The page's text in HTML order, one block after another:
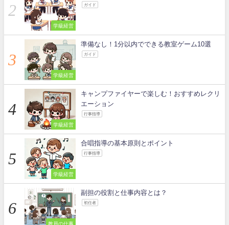
学級経営
ガイド
学級経営
準備なし！1分以内でできる教室ゲーム10選
ガイド
学級経営
キャンプファイヤーで楽しむ！おすすめレクリ
エーション
行事指導
学級経営
合唱指導の基本原則とポイント
行事指導
教員の仕事
副担の役割と仕事内容とは？
初任者